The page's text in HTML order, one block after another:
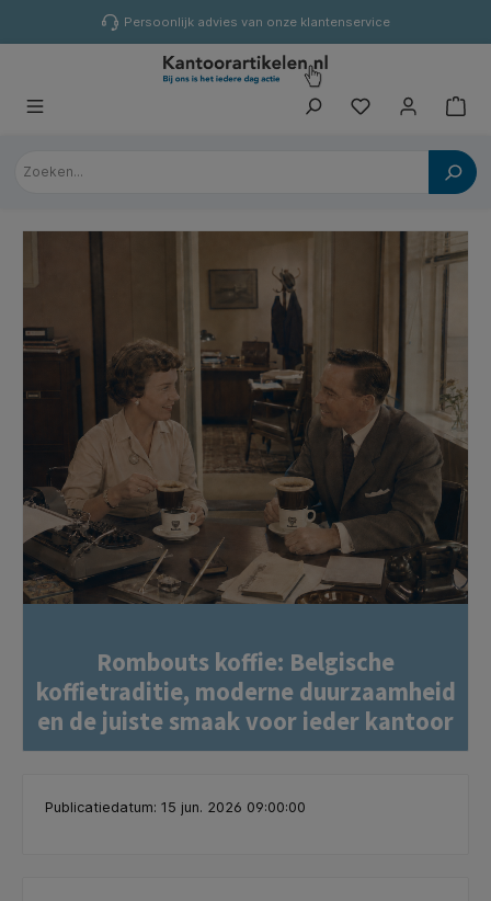
Persoonlijk advies van onze klantenservice
Rombouts koffie: Belgische
koffietraditie, moderne duurzaamheid
en de juiste smaak voor ieder kantoor
Publicatiedatum: 15 jun. 2026 09:00:00